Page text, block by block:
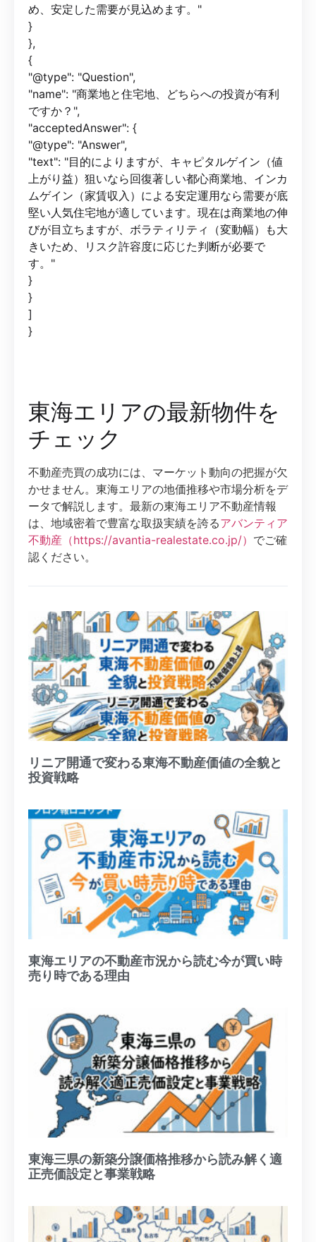
め、安定した需要が見込めます。"
}
},
{
"@type": "Question",
"name": "商業地と住宅地、どちらへの投資が有利
ですか？",
"acceptedAnswer": {
"@type": "Answer",
"text": "目的によりますが、キャピタルゲイン（値
上がり益）狙いなら回復著しい都心商業地、インカ
ムゲイン（家賃収入）による安定運用なら需要が底
堅い人気住宅地が適しています。現在は商業地の伸
びが目立ちますが、ボラティリティ（変動幅）も大
きいため、リスク許容度に応じた判断が必要で
す。"
}
}
]
}
東海エリアの最新物件を
チェック
不動産売買の成功には、マーケット動向の把握が欠
かせません。東海エリアの地価推移や市場分析をデ
ータで解説します。最新の東海エリア不動産情報
は、地域密着で豊富な取扱実績を誇るアバンティア
不動産（https://avantia-realestate.co.jp/） でご確
認ください。
リニア開通で変わる東海不動産価値の全貌と
投資戦略
東海エリアの不動産市況から読む今が買い時
売り時である理由
東海三県の新築分譲価格推移から読み解く適
正売価設定と事業戦略